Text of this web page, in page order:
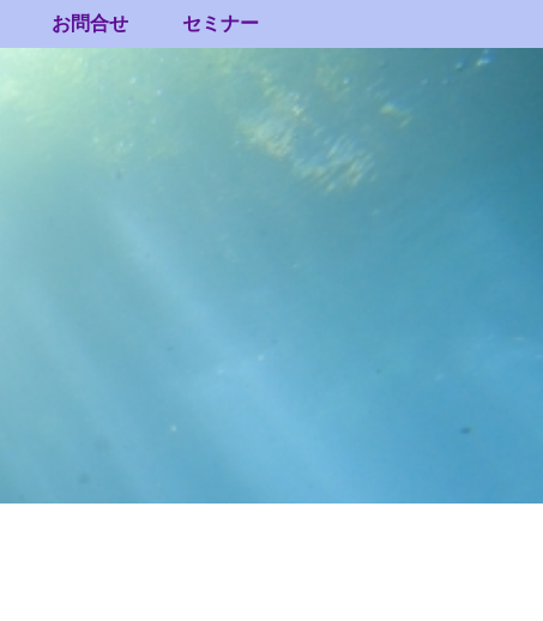
お問合せ セミナー